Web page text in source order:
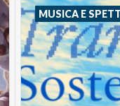
MUSICA E